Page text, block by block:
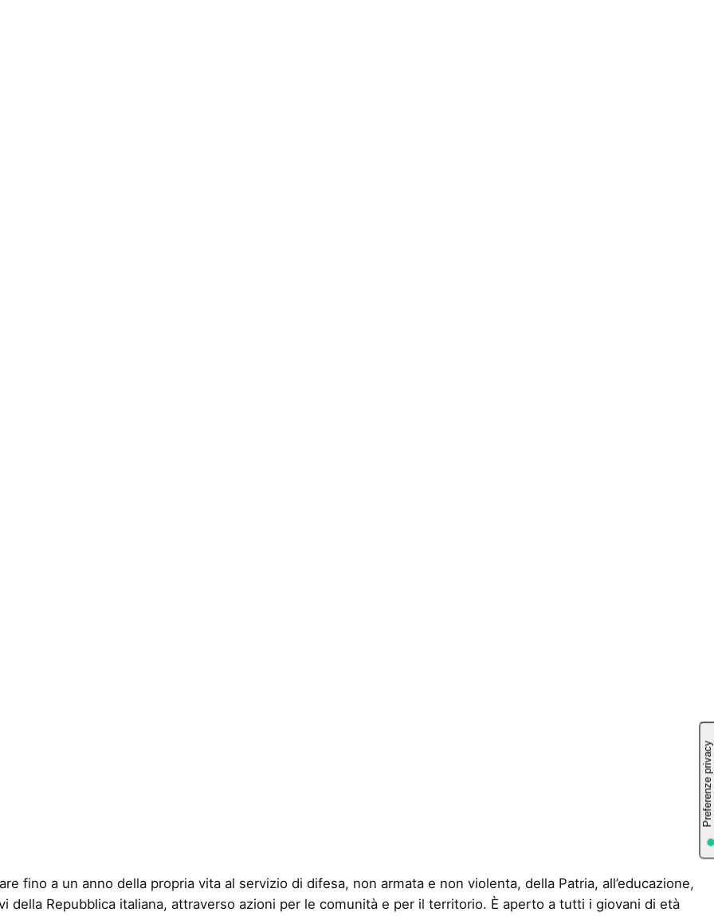
fino a un anno della propria vita al servizio di difesa, non armata e non violenta, della Patria, all’educazione,
della Repubblica italiana, attraverso azioni per le comunità e per il territorio. È aperto a tutti i giovani di età